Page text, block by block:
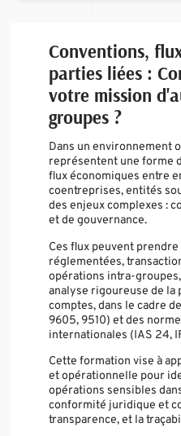
Conventions,
parties liées :
votre mission
groupes ?
Dans un environnement
représentent une forme
flux économiques entre
coentreprises, entités
des enjeux complexes :
et de gouvernance.
Ces flux peuvent
réglementées,
opérations intra-
analyse rigoureuse de la
comptes, dans le cadre
9605, 9510) et des
internationales (IAS 24,
Cette formation vise à
et opérationnelle pour
opérations sensibles
conformité juridique et
transparence, et la